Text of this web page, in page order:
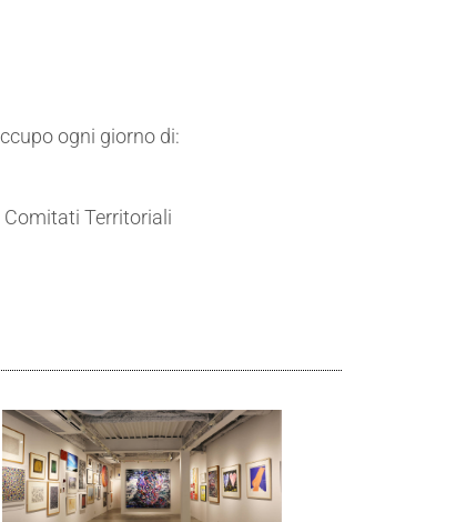
ogni giorno di:
Territoriali